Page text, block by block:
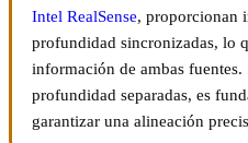
Intel RealSense, proporcionan
profundidad sincronizadas, lo
información de ambas
profundidad separadas, es
garantizar una alineación